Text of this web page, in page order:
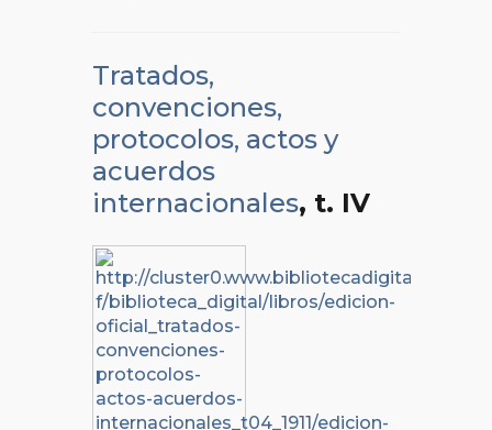
Tratados,
convenciones,
protocolos, actos y
acuerdos
internacionales, t. IV